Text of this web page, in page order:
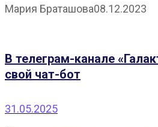
Мария Браташова08.12.2023
В телеграм-канале
свой чат-бот
31.05.2025